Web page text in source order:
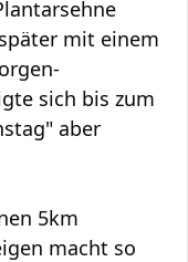
mit einem
sich bis zum
aber
5km
macht so